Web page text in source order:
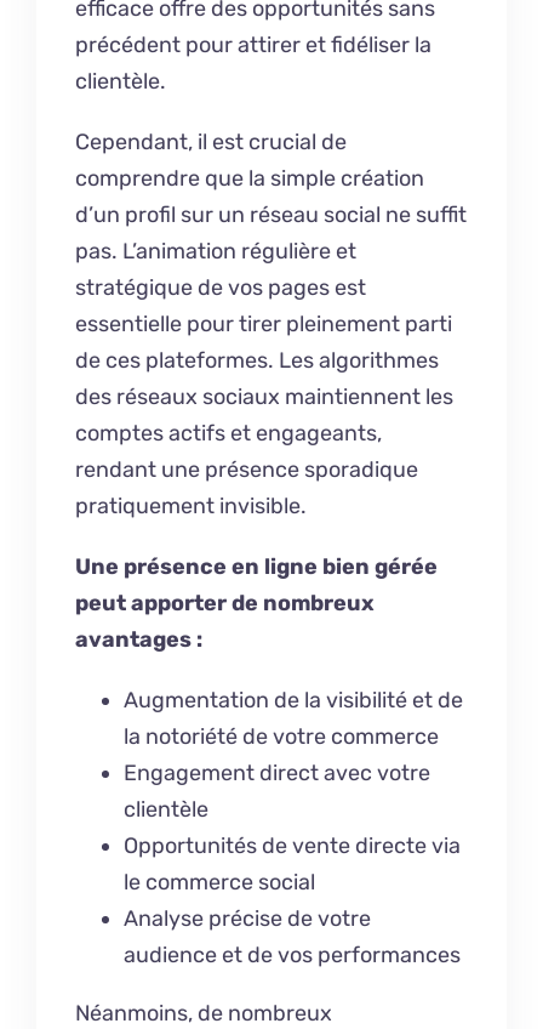
efficace offre des opportunités sans
précédent pour attirer et fidéliser la
clientèle.
Cependant, il est crucial de
comprendre que la simple création
d’un profil sur un réseau social ne suffit
pas. L’animation régulière et
stratégique de vos pages est
essentielle pour tirer pleinement parti
de ces plateformes. Les algorithmes
des réseaux sociaux maintiennent les
comptes actifs et engageants,
rendant une présence sporadique
pratiquement invisible.
Une présence en ligne bien gérée
peut apporter de nombreux
avantages :
Augmentation de la visibilité et de
la notoriété de votre commerce
Engagement direct avec votre
clientèle
Opportunités de vente directe via
le commerce social
Analyse précise de votre
audience et de vos performances
Néanmoins, de nombreux